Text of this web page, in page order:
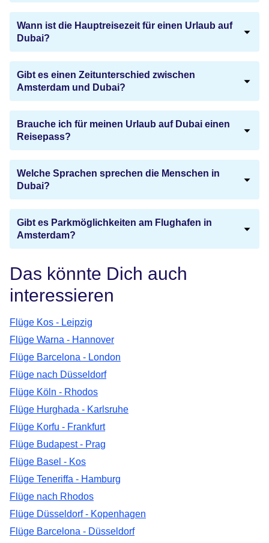
Wann ist die Hauptreisezeit für einen Urlaub auf
Dubai?
Gibt es einen Zeitunterschied zwischen
Amsterdam und Dubai?
Brauche ich für meinen Urlaub auf Dubai einen
Reisepass?
Welche Sprachen sprechen die Menschen in
Dubai?
Gibt es Parkmöglichkeiten am Flughafen in
Amsterdam?
Das könnte Dich auch
interessieren
Flüge Kos - Leipzig
Flüge Warna - Hannover
Flüge Barcelona - London
Flüge nach Düsseldorf
Flüge Köln - Rhodos
Flüge Hurghada - Karlsruhe
Flüge Korfu - Frankfurt
Flüge Budapest - Prag
Flüge Basel - Kos
Flüge Teneriffa - Hamburg
Flüge nach Rhodos
Flüge Düsseldorf - Kopenhagen
Flüge Barcelona - Düsseldorf